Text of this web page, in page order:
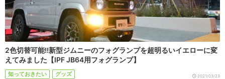
2色切替可能!!新型ジムニーのフォグランプを超明るいイエローに変
えてみました【IPF JB64用フォグランプ】
知っておきたい グッズ 2021/03/23